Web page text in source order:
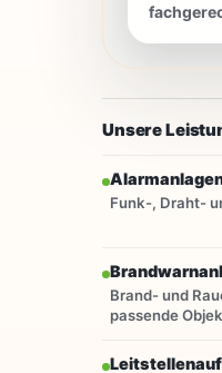
Unsere
Funk-, Draht-
Brand- und
passende